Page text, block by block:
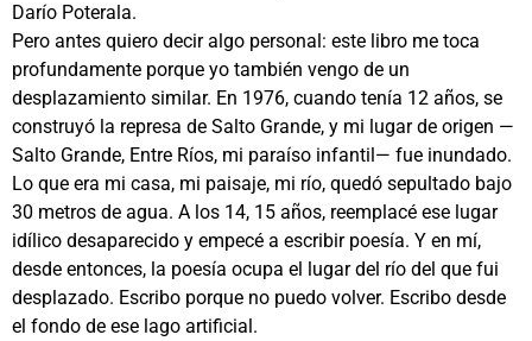
Darío Poterala.
Pero antes quiero decir algo personal: este libro me toca
profundamente porque yo también vengo de un
desplazamiento similar. En 1976, cuando tenía 12 años, se
construyó la represa de Salto Grande, y mi lugar de origen —
Salto Grande, Entre Ríos, mi paraíso infantil— fue inundado.
Lo que era mi casa, mi paisaje, mi río, quedó sepultado bajo
30 metros de agua. A los 14, 15 años, reemplacé ese lugar
idílico desaparecido y empecé a escribir poesía. Y en mí,
desde entonces, la poesía ocupa el lugar del río del que fui
desplazado. Escribo porque no puedo volver. Escribo desde
el fondo de ese lago artificial.